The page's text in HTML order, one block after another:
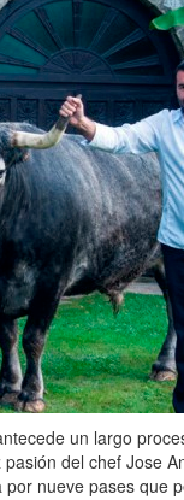
un largo
del chef Jose
nueve pases que